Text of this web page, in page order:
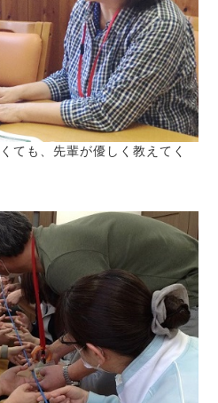
ても、先輩が優しく教えてく